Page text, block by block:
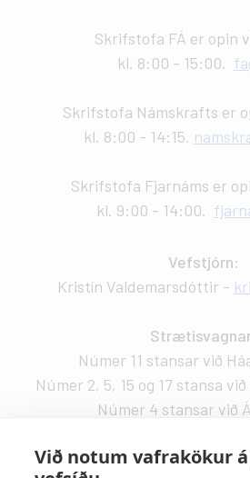
Við notum vafrakökur
Skrifstofa FÁ er opin
kl. 8:00 - 15:00.
Skrifstofa Námskrafts er
kl. 8:00 - 14:15.
Skrifstofa Fjarnáms er
kl. 9:00 - 14:00.
Vefstjórn:
Kristín Valdemarsdóttir -
Númer 11 stansar við
Númer 2, 5, 15 og 17 stansa
Númer 4 stansar við